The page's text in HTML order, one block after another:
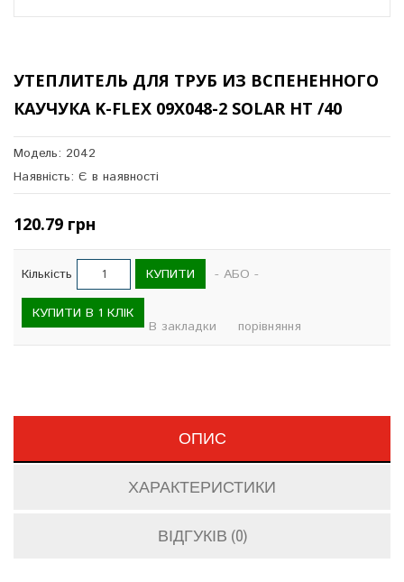
УТЕПЛИТЕЛЬ ДЛЯ ТРУБ ИЗ ВСПЕНЕННОГО
КАУЧУКА K-FLEX 09X048-2 SOLAR HT /40
Модель: 2042
Наявність: Є в наявності
120.79 грн
Кількість КУПИТИ - АБО -
КУПИТИ В 1 КЛІК
В закладки порівняння
ОПИС
ХАРАКТЕРИСТИКИ
ВІДГУКІВ (0)